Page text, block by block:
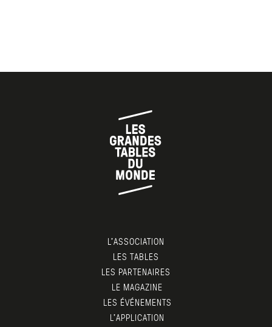
L’ASSOCIATION
LES TABLES
LES PARTENAIRES
LE MAGAZINE
LES ÉVÉNEMENTS
L’APPLICATION